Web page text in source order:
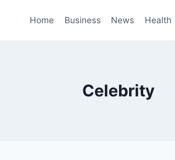
Home Business News Health
Celebrity